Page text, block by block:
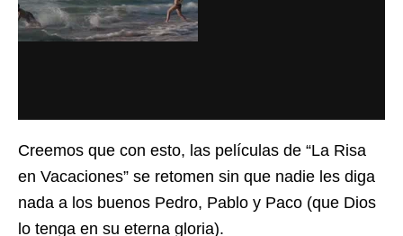
Creemos que con esto, las películas de “La Risa
en Vacaciones” se retomen sin que nadie les diga
nada a los buenos Pedro, Pablo y Paco (que Dios
lo tenga en su eterna gloria).